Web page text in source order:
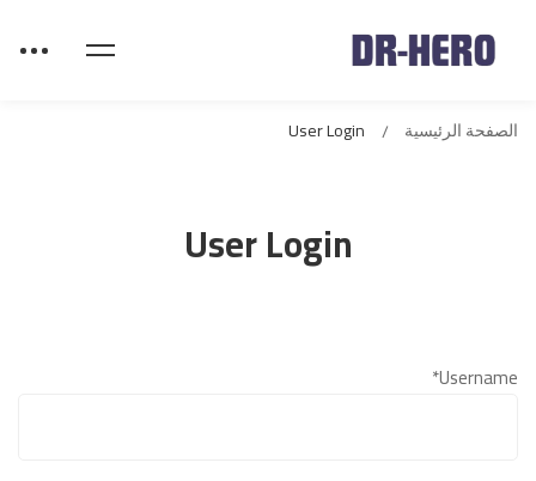
User Login
الصفحة الرئيسية User Login
Username
*